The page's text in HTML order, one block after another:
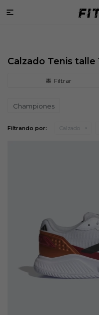

Calzado Tenis talle
Championes
Filtrando por: Calzado